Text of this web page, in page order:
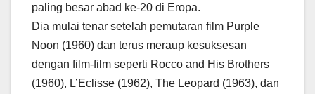
paling besar abad ke-20 di Eropa.
Dia mulai tenar setelah pemutaran film Purple
Noon (1960) dan terus meraup kesuksesan
dengan film-film seperti Rocco and His Brothers
(1960), L’Eclisse (1962), The Leopard (1963), dan